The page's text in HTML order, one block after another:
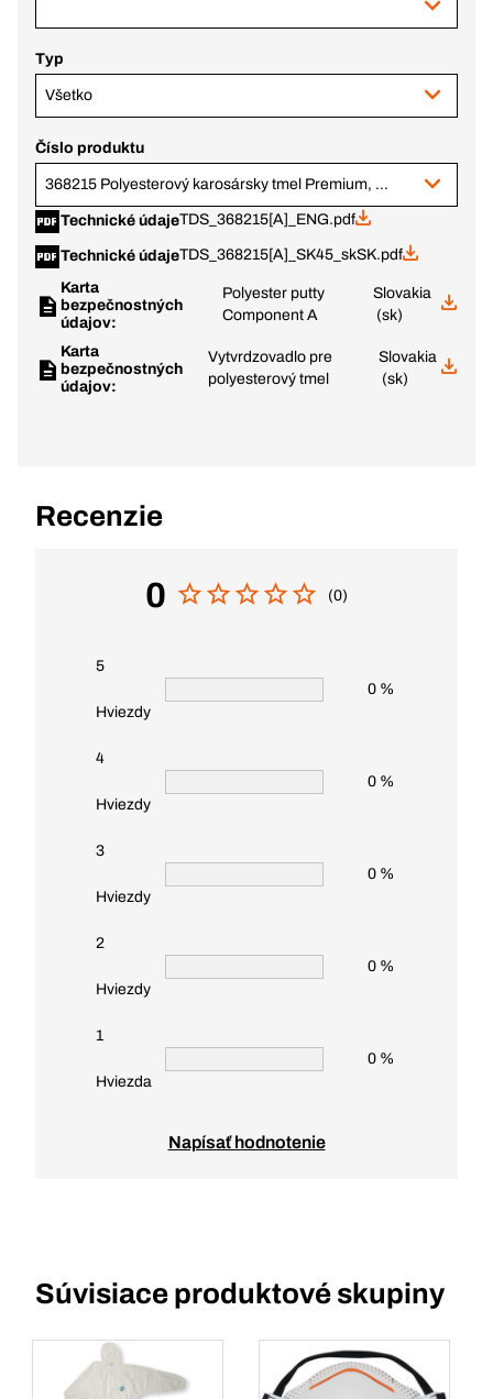
Typ
Všetko
Číslo produktu
368215 Polyesterový karosársky tmel Premium, biely, 1,3 kg plechovka
Technické údajeTDS_368215[A]_ENG.pdf
Technické údajeTDS_368215[A]_SK45_skSK.pdf
Karta
bezpečnostných
údajov:
Polyester putty
Component A
Slovakia
(sk)
Karta
bezpečnostných
údajov:
Vytvrdzovadlo pre
polyesterový tmel
Slovakia
(sk)
Recenzie
0 (0)
5
Hviezdy
0 %
4
Hviezdy
0 %
3
Hviezdy
0 %
2
Hviezdy
0 %
1
Hviezda
0 %
Napísať hodnotenie
Súvisiace produktové skupiny